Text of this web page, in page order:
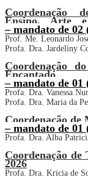
Coordenação
Ensino, Arte e
– mandato de 02
Prof. Me. Leonardo
Profa. Dra. Jardeliny
Coordenação
Encantado
– mandato de 01
Profa. Dra. Vanessa
Profa. Dra. Maria da
Coordenação de
– mandato de 01
Profa. Dra. Alba
Coordenação
2026
Profa. Dra. Kricia de